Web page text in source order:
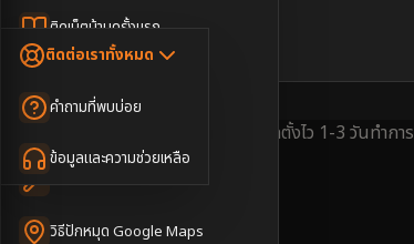
เน็ตบ้านพร้อมกล่องทีวี
เน็ตบ้าน + Netflix
เน็ตบ้าน + บริการเสริม
เน็ตบ้านแรงทุกชั้น
Dongle เน็ตสำรอง
ติดเน็ตบ้านครั้งแรก
เทคนิคขอคิวช่างได้ไว
วิธีปักหมุด Google Maps
ติดต่อเราทั้งหมด
คำถามที่พบบ่อย
ข้อมูลและความช่วยเหลือ
🇹🇭🇬🇧
ติดตั้งไว 1-3 วันทำการ
3BB & AIS Fibre